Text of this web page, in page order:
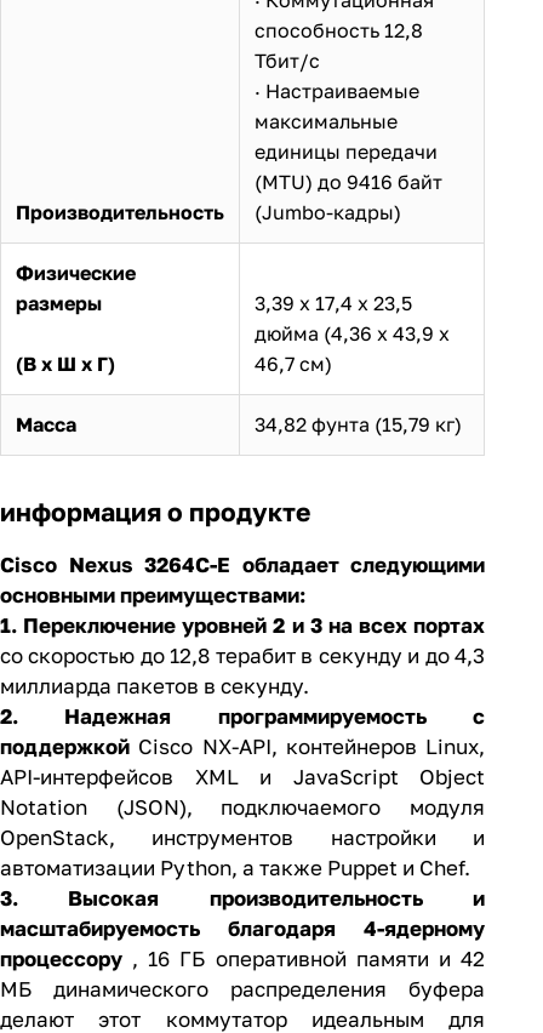
Производительность
способность 12,8
Тбит/с
· Настраиваемые
максимальные
единицы передачи
(MTU) до 9416 байт
(Jumbo-кадры)
Физические
размеры
(В х Ш х Г)
3,39 х 17,4 х 23,5
дюйма (4,36 х 43,9 х
46,7 см)
Масса 34,82 фунта (15,79 кг)
информация о продукте
Cisco Nexus 3264C-E обладает следующими
основными преимуществами:
1. Переключение уровней 2 и 3 на всех портах
со скоростью до 12,8 терабит в секунду и до 4,3
миллиарда пакетов в секунду.
2. Надежная программируемость с
поддержкой Cisco NX-API, контейнеров Linux,
API-интерфейсов XML и JavaScript Object
Notation (JSON), подключаемого модуля
OpenStack, инструментов настройки и
автоматизации Python, а также Puppet и Chef.
3. Высокая производительность и
масштабируемость благодаря 4-ядерному
процессору , 16 ГБ оперативной памяти и 42
МБ динамического распределения буфера
делают этот коммутатор идеальным для